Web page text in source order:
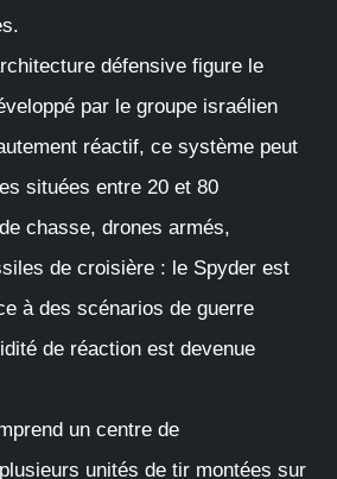
défensive figure le
par le groupe israélien
réactif, ce système peut
situées entre 20 et 80
chasse, drones armés,
de croisière : le Spyder est
à des scénarios de guerre
de réaction est devenue
un centre de
unités de tir montées sur